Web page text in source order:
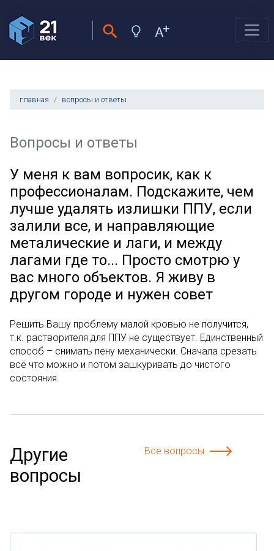
главная вопросы и ответы
Вопросы и ответы
У меня к вам вопросик, как к
профессионалам. Подскажите, чем
лучше удалять излишки ППУ, если
залили все, и направляющие
металические и лаги, и между
лагами где то... Просто смотрю у
вас много объектов. Я живу в
другом городе и нужен совет
Решить Вашу проблему малой кровью не получится,
т.к. растворителя для ППУ не существует. Единственный
способ – снимать пену механически. Сначала срезать
всё что можно и потом зашкуривать до чистого
состояния.
Другие
вопросы
Все вопросы